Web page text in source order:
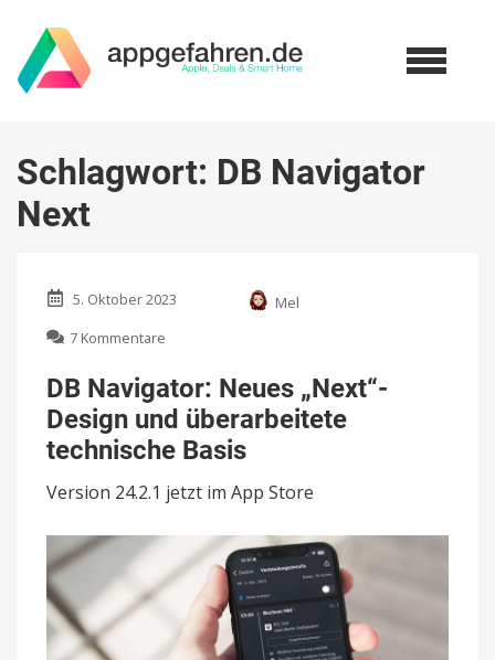
Schlagwort: DB Navigator
Next
5. Oktober 2023
Mel
7 Kommentare
Navigator:
Neues
„Next“-
Design
und
überarbeitete
technische
DB Navigator: Neues „Next“-
Design und überarbeitete
technische Basis
Version 24.2.1 jetzt im App Store